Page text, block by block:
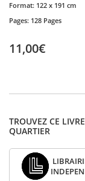
Format: 122 x 191 cm
Pages: 128 Pages
11,00€
TROUVEZ CE
QUARTIER